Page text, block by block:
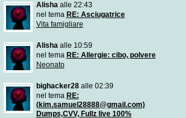
Alishaalle 22:43
nel tema RE: Asciugatrice
Vita famigliare
Alishaalle 10:59
nel tema RE: Allergie: cibo, polvere
Neonato
bighacker28alle 02:39
nel tema RE:
(kim.samuel28888@gmail.com)
Dumps,CVV, Fullz live 100%